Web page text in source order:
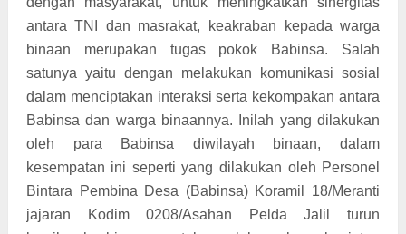
antara TNI dan masrakat, keakraban kepada warga
binaan merupakan tugas pokok Babinsa. Salah
satunya yaitu dengan melakukan komunikasi sosial
dalam menciptakan interaksi serta kekompakan antara
Babinsa dan warga binaannya. Inilah yang dilakukan
oleh para Babinsa diwilayah binaan, dalam
kesempatan ini seperti yang dilakukan oleh Personel
Bintara Pembina Desa (Babinsa) Koramil 18/Meranti
jajaran Kodim 0208/Asahan Pelda Jalil turun